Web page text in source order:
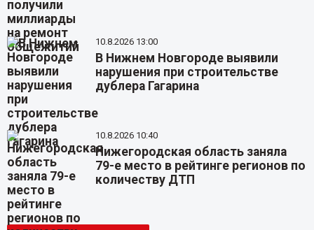
10.8.2026 13:00
В Нижнем Новгороде выявили
нарушения при строительстве
дублера Гагарина
10.8.2026 10:40
Нижегородская область заняла
79-е место в рейтинге регионов по
количеству ДТП